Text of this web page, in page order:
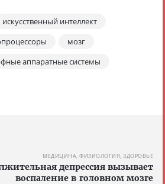
искусственный интеллект
мозг
аппаратные системы
МЕДИЦИНА, ФИЗИОЛОГИЯ, ЗДОРОВЬЕ
депрессия вызывает
воспаление в головном мозге